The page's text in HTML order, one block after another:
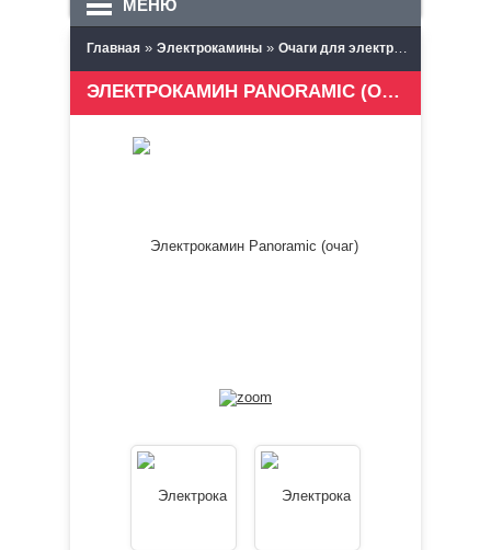
МЕНЮ
Главная » Электрокамины » Очаги для электрокаминов
ЭЛЕКТРОКАМИН PANORAMIC (ОЧАГ)